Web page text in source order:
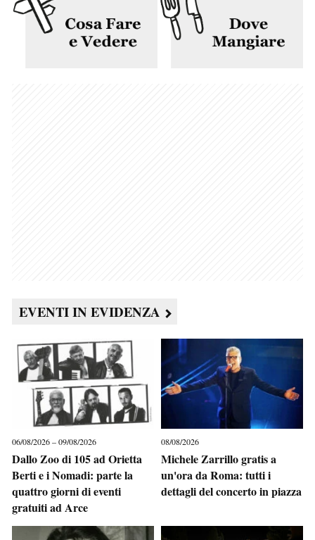
EVENTI IN EVIDENZA
06/08/2026 – 09/08/2026
Dallo Zoo di 105 ad Orietta
Berti e i Nomadi: parte la
quattro giorni di eventi
gratuiti ad Arce
08/08/2026
Michele Zarrillo gratis a
un'ora da Roma: tutti i
dettagli del concerto in piazza